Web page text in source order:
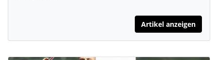
Artikel anzeigen